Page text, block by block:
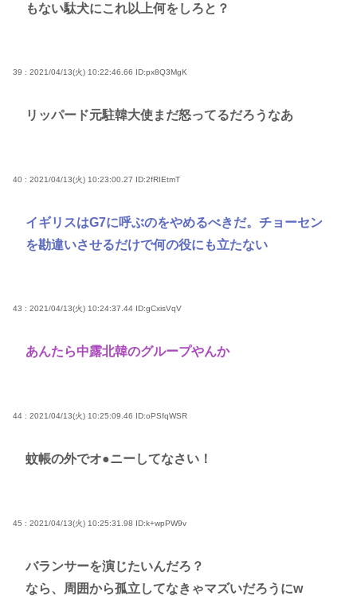
もない駄犬にこれ以上何をしろと？
39 : 2021/04/13(火) 10:22:46.66 ID:px8Q3MgK
リッパード元駐韓大使まだ怒ってるだろうなあ
40 : 2021/04/13(火) 10:23:00.27 ID:2fRIEtmT
イギリスはG7に呼ぶのをやめるべきだ。チョーセン
を勘違いさせるだけで何の役にも立たない
43 : 2021/04/13(火) 10:24:37.44 ID:gCxisVqV
あんたら中露北韓のグループやんか
44 : 2021/04/13(火) 10:25:09.46 ID:oPSfqWSR
蚊帳の外でオ●ニーしてなさい！
45 : 2021/04/13(火) 10:25:31.98 ID:k+wpPW9v
バランサーを演じたいんだろ？
なら、周囲から孤立してなきゃマズいだろうにw